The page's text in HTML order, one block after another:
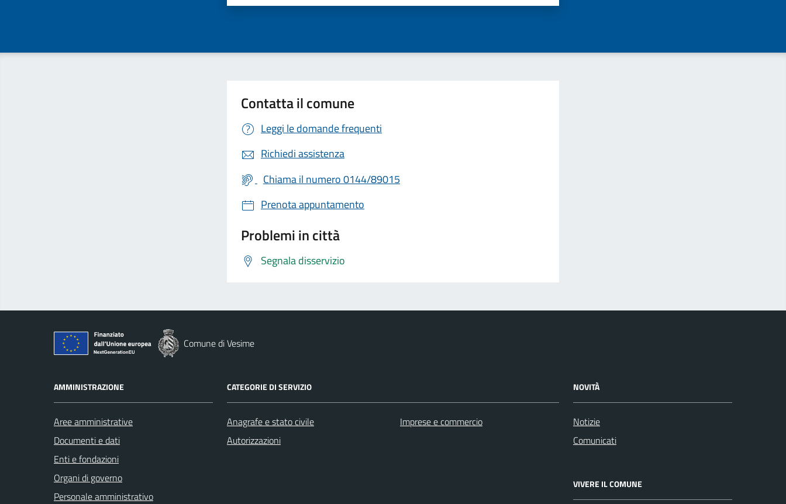
Contatta il comune
Leggi le domande frequenti
Richiedi assistenza
Chiama il numero 0144/89015
Prenota appuntamento
Problemi in città
Segnala disservizio
Comune di Vesime
AMMINISTRAZIONE
Aree amministrative
Documenti e dati
Enti e fondazioni
Organi di governo
Personale amministrativo
CATEGORIE DI SERVIZIO
Anagrafe e stato civile
Autorizzazioni
Imprese e commercio
NOVITÀ
Notizie
Comunicati
VIVERE IL COMUNE